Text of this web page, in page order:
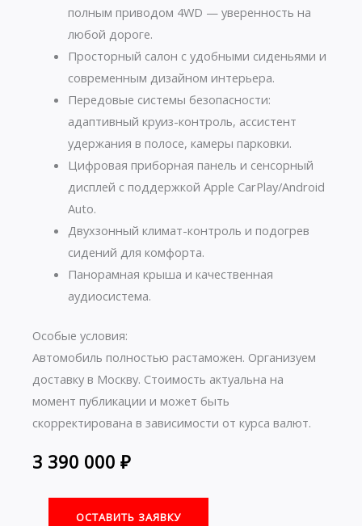
полным приводом 4WD — уверенность на
любой дороге.
Просторный салон с удобными сиденьями и
современным дизайном интерьера.
Передовые системы безопасности:
адаптивный круиз-контроль, ассистент
удержания в полосе, камеры парковки.
Цифровая приборная панель и сенсорный
дисплей с поддержкой Apple CarPlay/Android
Auto.
Двухзонный климат-контроль и подогрев
сидений для комфорта.
Панорамная крыша и качественная
аудиосистема.
Особые условия:
Автомобиль полностью растаможен. Организуем
доставку в Москву. Стоимость актуальна на
момент публикации и может быть
скорректирована в зависимости от курса валют.
3 390 000 ₽
ОСТАВИТЬ ЗАЯВКУ